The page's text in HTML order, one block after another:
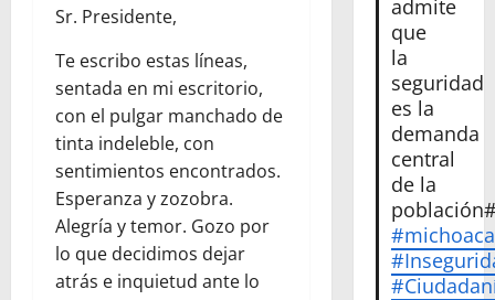
Sr. Presidente,
Te escribo estas líneas,
sentada en mi escritorio,
con el pulgar manchado de
tinta indeleble, con
sentimientos encontrados.
Esperanza y zozobra.
Alegría y temor. Gozo por
lo que decidimos dejar
atrás e inquietud ante lo
admite
que
la
seguridad
es la
demanda
central
de la